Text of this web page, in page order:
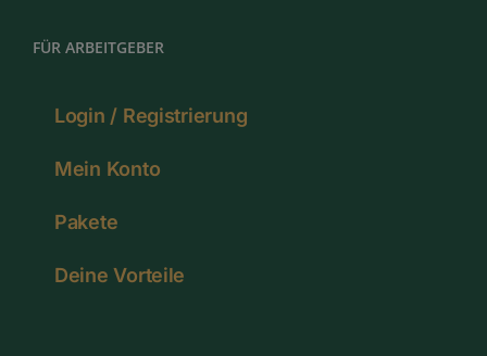
FÜR ARBEITGEBER
Login / Registrierung
Mein Konto
Pakete
Deine Vorteile